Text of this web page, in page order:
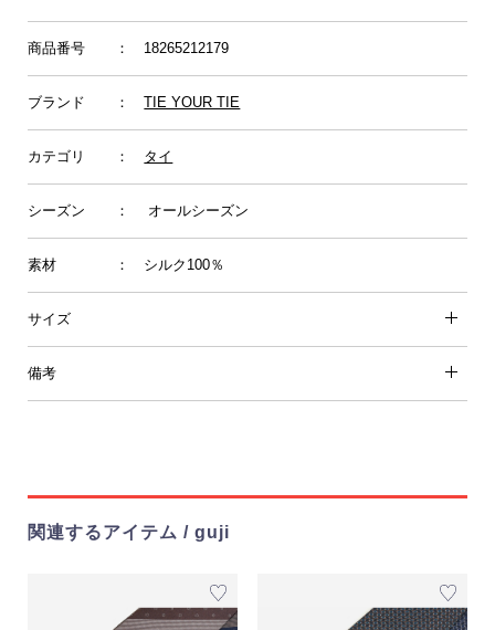
商品番号 ： 18265212179
ブランド ：TIE YOUR TIE
カテゴリ ： タイ
シーズン ： オールシーズン
素材 ： シルク100％
サイズ
備考
関連するアイテム / guji